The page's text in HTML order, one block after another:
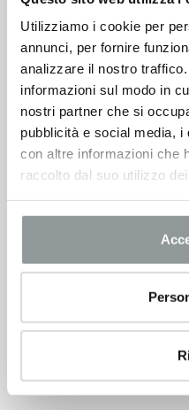
Utilizziamo i cookie per
annunci, per fornire
analizzare il nostro
informazioni sul modo in
nostri partner che si
pubblicità e social media, i
con altre informazioni che
raccolto dal suo utilizzo